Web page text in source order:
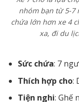
nhóm bạn từ 5-7
chứa lớn hơn xe 4
xa, đi du
Sức chứa: 7
Thích hợp cho:
Tiện nghi: Ghế